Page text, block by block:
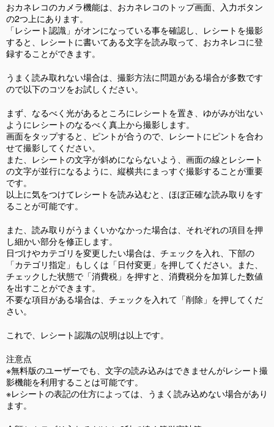
おカネレコのカメラ機能は、おカネレコのトップ画面、入力ボタン
の2つ上にあります。
「レシート認識」がオンになっている事を確認し、レシートを撮影
すると、レシートに書­いてある文字を読み取って、おカネレコに登
録することができます。
うまく読み取れない場合は、撮影方法に問題がある場合が多数です
ので以下のコツをお試­しください。
まず、なるべく光があるところにレシートを置き、ゆがみが出ない
ようにレシートのなる­べく真上から撮影します。
画面をタップすると、ピントが合うので、レシートにピントを合わ
せて撮影してください­。
また、レシートの文字が斜めにならないよう、画面の線とレシート
の文字が並行になるよ­うに、縦横共にまっすぐ撮影することが重要
です。
以上に気をつけてレシートを読み込むと、ほぼ正確な読み取りをす
ることが可能です。
また、読み取りがうまくいかなかった場合は、それぞれの項目を押
し細かい部分を修正し­ます。
日づけやカテゴリを変更したい場合は、チェックを入れ、下部の
「カテゴリ指定」もしく­は「日付変更」を押してください。また、
チェックした状態で「消費税」を押すと、消費­税分を加算した数値
を出すことができます。
不要な項目がある場合は、チェックを入れて「削除」を押してくだ
さい。
これで、レシート認識の説明は以上です。
注意点
※無料版のユーザーでも、文字の読み込みはできませんがレシート撮
影機能を利用するこ­とは可能です。
※レシートの表記の仕方によっては、うまく読み込めない場合があり
ます。